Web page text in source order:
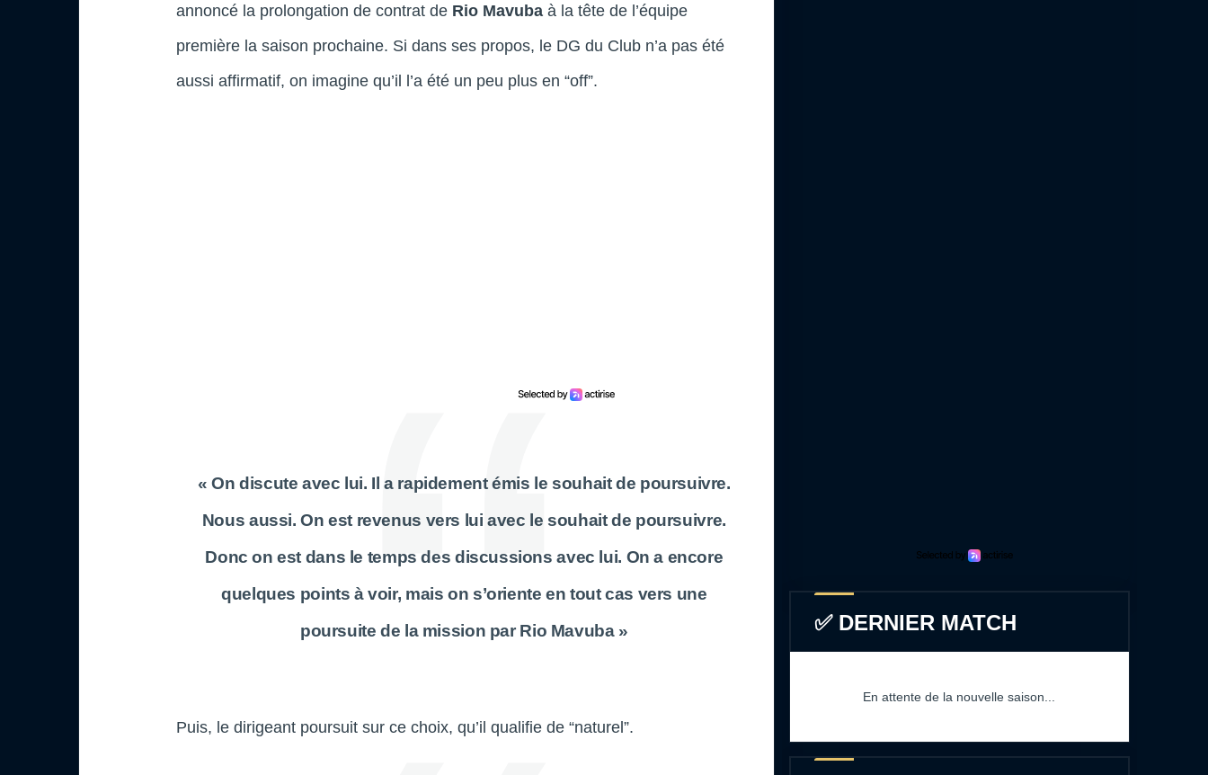
annoncé la prolongation de contrat de Rio Mavuba à la tête de l’équipe
première la saison prochaine. Si dans ses propos, le DG du Club n’a pas été
aussi affirmatif, on imagine qu’il l’a été un peu plus en “off”.
« On discute avec lui. Il a rapidement émis le souhait de poursuivre.
Nous aussi. On est revenus vers lui avec le souhait de poursuivre.
Donc on est dans le temps des discussions avec lui. On a encore
quelques points à voir, mais on s’oriente en tout cas vers une
poursuite de la mission par Rio Mavuba »
Puis, le dirigeant poursuit sur ce choix, qu’il qualifie de “naturel”.
✅ DERNIER MATCH
En attente de la nouvelle saison...